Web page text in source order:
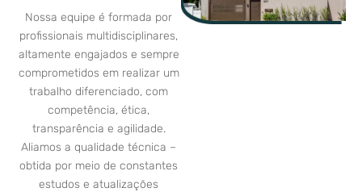
Nossa equipe é formada por
profissionais multidisciplinares,
altamente engajados e sempre
comprometidos em realizar um
trabalho diferenciado, com
competência, ética,
transparência e agilidade.
Aliamos a qualidade técnica –
obtida por meio de constantes
estudos e atualizações